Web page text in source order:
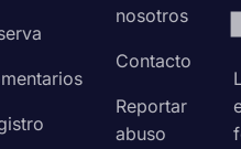
nosotros
Contacto
Reportar
abuso